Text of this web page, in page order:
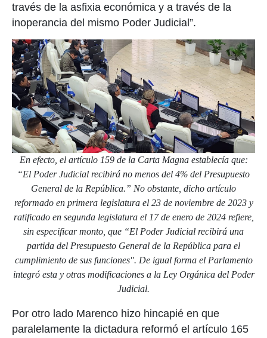
través de la asfixia económica y a través de la
inoperancia del mismo Poder Judicial”.
En efecto, el artículo 159 de la Carta Magna establecía que:
“El Poder Judicial recibirá no menos del 4% del Presupuesto
General de la República.” No obstante, dicho artículo
reformado en primera legislatura el 23 de noviembre de 2023 y
ratificado en segunda legislatura el 17 de enero de 2024 refiere,
sin especificar monto, que “El Poder Judicial recibirá una
partida del Presupuesto General de la República para el
cumplimiento de sus funciones". De igual forma el Parlamento
integró esta y otras modificaciones a la Ley Orgánica del Poder
Judicial.
Por otro lado Marenco hizo hincapié en que
paralelamente la dictadura reformó el artículo 165